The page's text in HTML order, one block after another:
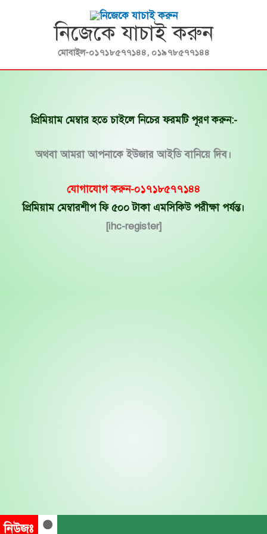
নিজেকে যাচাই করুন
মোবাইল-০১৭১৮৫৭৭১৪৪, ০১৯৭৮৫৭৭১৪৪
প্রিমিয়াম মেম্বার হতে চাইলে নিচের ফরমটি পূরণ করুন:-
অথবা আমরা আপনাকে ইউজার আইডি বানিয়ে দিব।
যোগাযোগ করুন-০১৭১৮৫৭৭১৪৪
প্রিমিয়াম মেম্বারশীপ ফি ৫০০ টাকা এমসিকিউ পরীক্ষা পর্যন্ত।
[ihc-register]
নিউজঃ